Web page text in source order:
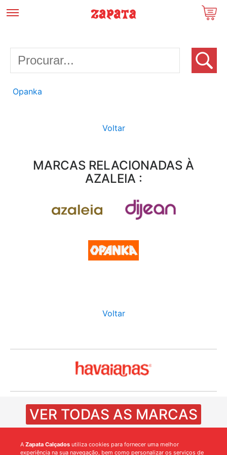
Opanka
Voltar
MARCAS RELACIONADAS À
AZALEIA :
Voltar
VER TODAS AS MARCAS
A Zapata Calçados utiliza cookies para fornecer uma melhor
experiência na sua navegação, bem como personalizar os serviços de